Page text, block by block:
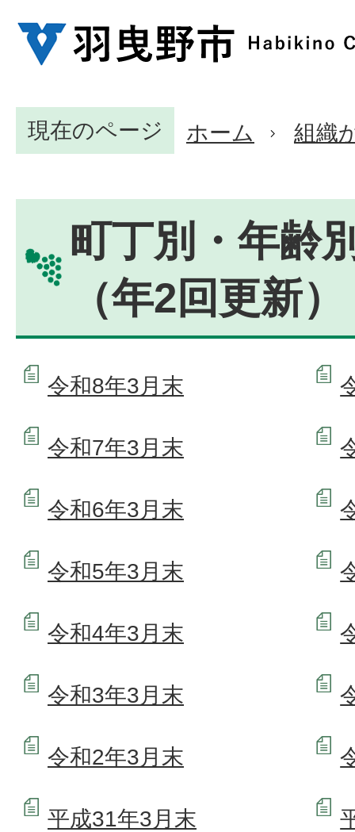
現在のページ ホーム 組織
町丁別・年齢
（年2回更新）
令和8年3月末
令和7年3月末
令和6年3月末
令和5年3月末
令和4年3月末
令和3年3月末
令和2年3月末
平成31年3月末